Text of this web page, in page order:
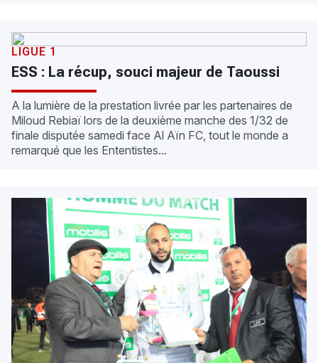
LIGUE 1
ESS : La récup, souci majeur de Taoussi
A la lumière de la prestation livrée par les partenaires de
Miloud Rebiaï lors de la deuxième manche des 1/32 de
finale disputée samedi face Al Aïn FC, tout le monde a
remarqué que les Ententistes...